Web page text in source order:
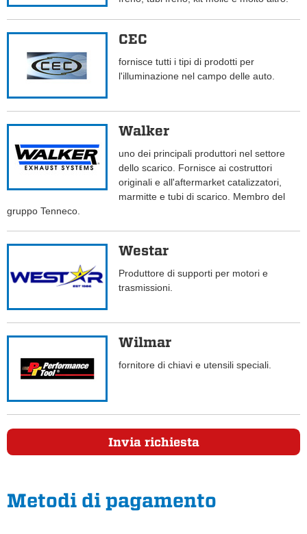
CEC
fornisce tutti i tipi di prodotti per
l'illuminazione nel campo delle auto.
Walker
uno dei principali produttori nel settore
dello scarico. Fornisce ai costruttori
originali e all'aftermarket catalizzatori,
marmitte e tubi di scarico. Membro del
gruppo Tenneco.
Westar
Produttore di supporti per motori e
trasmissioni.
Wilmar
fornitore di chiavi e utensili speciali.
Invia richiesta
Metodi di pagamento